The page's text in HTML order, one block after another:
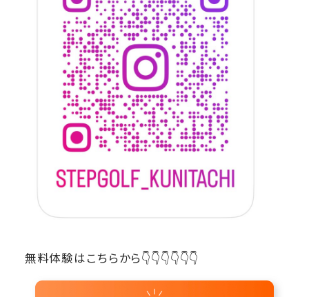
無料体験はこちらから👇👇👇👇👇👇